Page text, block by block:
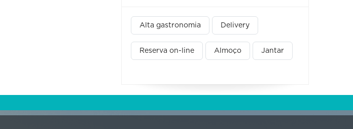
Alta gastronomia Delivery
Reserva on-line Almoço Jantar